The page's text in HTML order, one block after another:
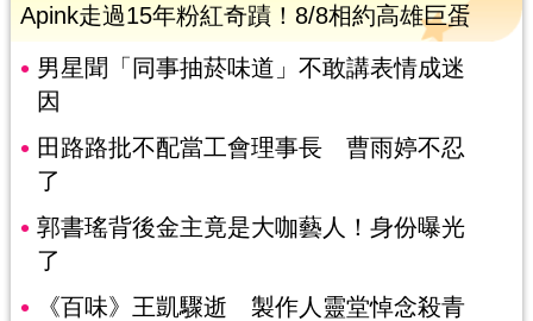
Apink走過15年粉紅奇蹟！8/8相約高雄巨蛋
男星聞「同事抽菸味道」不敢講表情成迷
因
田路路批不配當工會理事長 曹雨婷不忍
了
郭書瑤背後金主竟是大咖藝人！身份曝光
了
《百味》王凱驟逝 製作人靈堂悼念殺青